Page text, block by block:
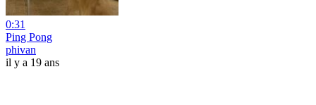
0:31
Ping Pong
phivan
il y a 19 ans